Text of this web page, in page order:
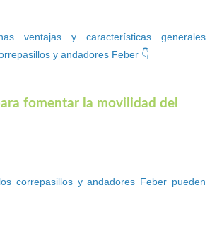
ventajas y características generales
y andadores Feber 👇
fomentar la movilidad del
correpasillos y andadores Feber pueden